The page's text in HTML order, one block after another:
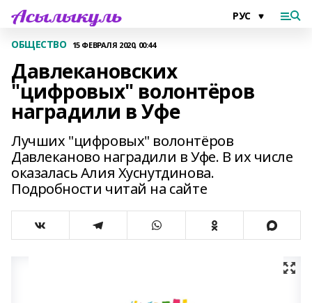
ОБЩЕСТВО 15 ФЕВРАЛЯ 2020, 00:44
Давлекановских
"цифровых" волонтёров
наградили в Уфе
Лучших "цифровых" волонтёров
Давлеканово наградили в Уфе. В их числе
оказалась Алия Хуснутдинова.
Подробности читай на сайте